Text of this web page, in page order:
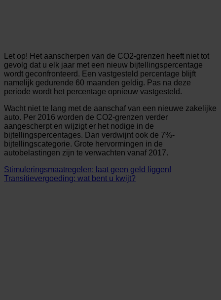
Let op! Het aanscherpen van de CO2-grenzen heeft niet tot
gevolg dat u elk jaar met een nieuw bijtellingspercentage
wordt geconfronteerd. Een vastgesteld percentage blijft
namelijk gedurende 60 maanden geldig. Pas na deze
periode wordt het percentage opnieuw vastgesteld.
Wacht niet te lang met de aanschaf van een nieuwe zakelijke
auto. Per 2016 worden de CO2-grenzen verder
aangescherpt en wijzigt er het nodige in de
bijtellingspercentages. Dan verdwijnt ook de 7%-
bijtellingscategorie. Grote hervormingen in de
autobelastingen zijn te verwachten vanaf 2017.
Stimuleringsmaatregelen: laat geen geld liggen!
Transitievergoeding: wat bent u kwijt?